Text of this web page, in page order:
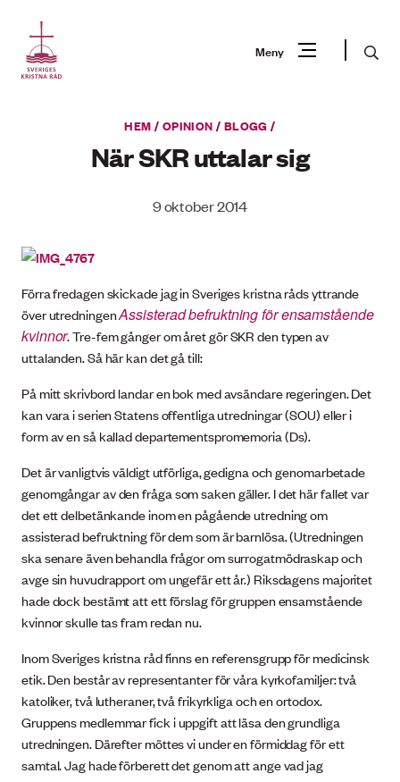
innehåll
Meny Sök
HEM / OPINION / BLOGG /
När SKR uttalar sig
9 oktober 2014
Förra fredagen skickade jag in Sveriges kristna råds yttrande
över utredningenAssisterad befruktning för ensamstående
kvinnor. Tre-fem gånger om året gör SKR den typen av
uttalanden. Så här kan det gå till:
På mitt skrivbord landar en bok med avsändare regeringen. Det
kan vara i serien Statens offentliga utredningar (SOU) eller i
form av en så kallad departementspromemoria (Ds).
Det är vanligtvis väldigt utförliga, gedigna och genomarbetade
genomgångar av den fråga som saken gäller. I det här fallet var
det ett delbetänkande inom en pågående utredning om
assisterad befruktning för dem som är barnlösa. (Utredningen
ska senare även behandla frågor om surrogatmödraskap och
avge sin huvudrapport om ungefär ett år.) Riksdagens majoritet
hade dock bestämt att ett förslag för gruppen ensamstående
kvinnor skulle tas fram redan nu.
Inom Sveriges kristna råd finns en referensgrupp för medicinsk
etik. Den består av representanter för våra kyrkofamiljer: två
katoliker, två lutheraner, två frikyrkliga och en ortodox.
Gruppens medlemmar fick i uppgift att läsa den grundliga
utredningen. Därefter möttes vi under en förmiddag för ett
samtal. Jag hade förberett det genom att ange vad jag